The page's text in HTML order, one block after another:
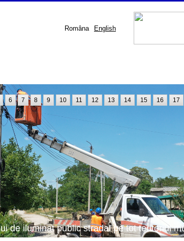
Româna English
de iluminat public stradal pe tot teritoriul
6 7 8 9 10 11 12 13 14 15 16 17